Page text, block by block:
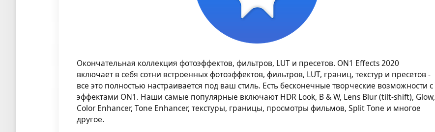
Окончательная коллекция фотоэффектов, фильтров, LUT и пресетов. ON1 Effects 2020
включает в себя сотни встроенных фотоэффектов, фильтров, LUT, границ, текстур и пресетов -
все это полностью настраивается под ваш стиль. Есть бесконечные творческие возможности с
эффектами ON1. Наши самые популярные включают HDR Look, B & W, Lens Blur (tilt-shift), Glow,
Color Enhancer, Tone Enhancer, текстуры, границы, просмотры фильмов, Split Tone и многое
другое.